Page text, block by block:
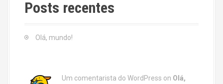
h
Posts recentes
Olá, mundo!
Um comentarista do WordPress on Olá,